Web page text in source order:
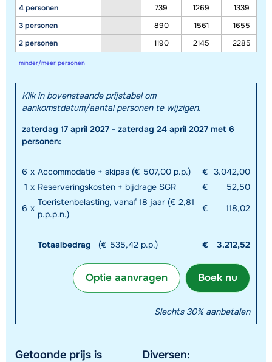
4 personen
3 personen
2 personen
739 1269
1339
890
1561
1655
1190
2145 2285
minder/meer personen
Klik in bovenstaande prijstabel om
aankomstdatum/aantal personen te wijzigen.
zaterdag 17 april 2027 - zaterdag 24 april 2027 met 6
personen:
6 x Accommodatie + skipas (€ 507,00 p.p.) € 3.042,00
1 x Reserveringskosten + bijdrage SGR €
52,50
6 x
Toeristenbelasting, vanaf 18 jaar (€ 2,81
p.p.p.n.)
€ 118,02
Totaalbedrag (€ 535,42 p.p.) € 3.212,52
Boek nu
Optie aanvragen
Slechts 30% aanbetalen
Getoonde prijs is
Diversen: